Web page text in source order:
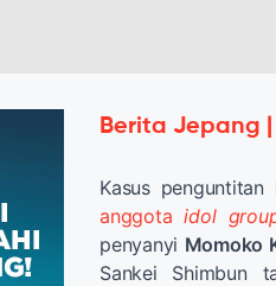
Berita Jepang
Kasus
anggotaidol
penyanyi Momoko
Sankei Shimbun